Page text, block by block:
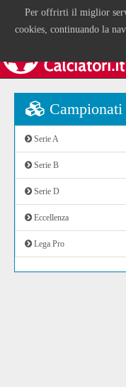
Per offrirti il miglior
cookies, continuando la
Campionati
Serie A
Serie B
Serie D
Eccellenza
Lega Pro